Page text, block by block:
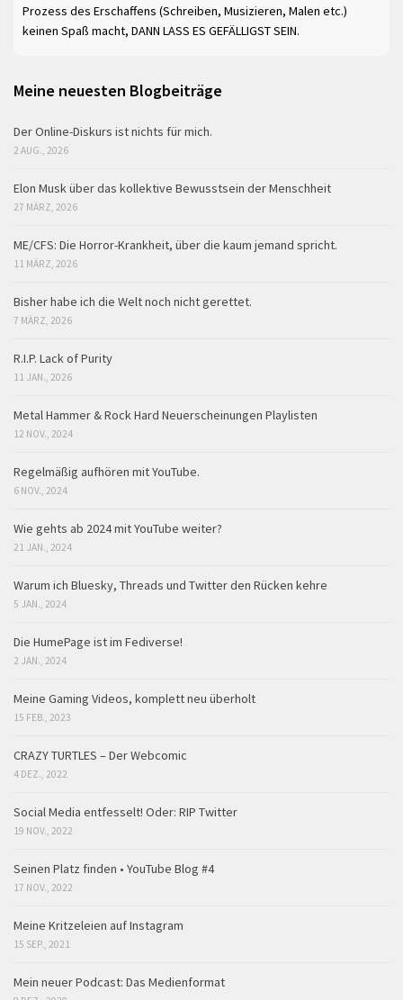
Prozess des Erschaffens (Schreiben, Musizieren, Malen etc.)
keinen Spaß macht, DANN LASS ES GEFÄLLIGST SEIN.
Meine neuesten Blogbeiträge
Der Online-Diskurs ist nichts für mich.
2 AUG., 2026
Elon Musk über das kollektive Bewusstsein der Menschheit
27 MÄRZ, 2026
ME/CFS: Die Horror-Krankheit, über die kaum jemand spricht.
11 MÄRZ, 2026
Bisher habe ich die Welt noch nicht gerettet.
7 MÄRZ, 2026
R.I.P. Lack of Purity
11 JAN., 2026
Metal Hammer & Rock Hard Neuerscheinungen Playlisten
12 NOV., 2024
Regelmäßig aufhören mit YouTube.
6 NOV., 2024
Wie gehts ab 2024 mit YouTube weiter?
21 JAN., 2024
Warum ich Bluesky, Threads und Twitter den Rücken kehre
5 JAN., 2024
Die HumePage ist im Fediverse!
2 JAN., 2024
Meine Gaming Videos, komplett neu überholt
15 FEB., 2023
CRAZY TURTLES – Der Webcomic
4 DEZ., 2022
Social Media entfesselt! Oder: RIP Twitter
19 NOV., 2022
Seinen Platz finden • YouTube Blog #4
17 NOV., 2022
Meine Kritzeleien auf Instagram
15 SEP., 2021
Mein neuer Podcast: Das Medienformat